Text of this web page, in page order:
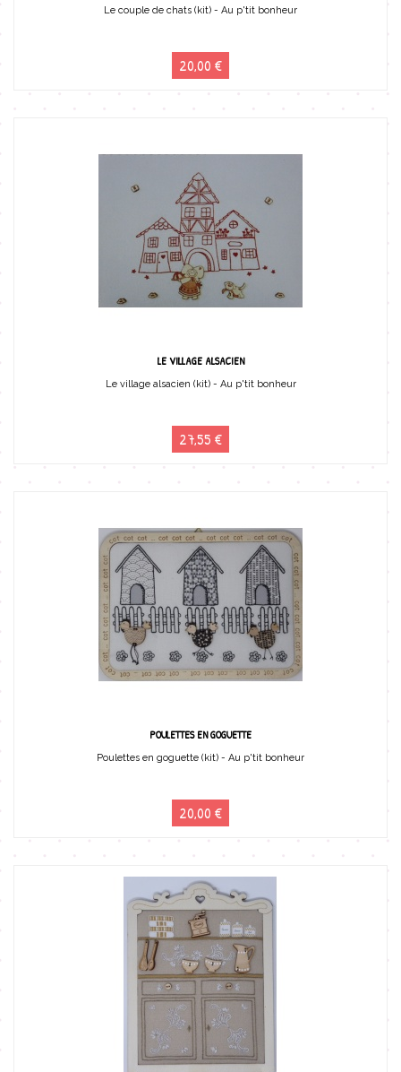
Le couple de chats (kit) - Au p'tit bonheur
20,00 €
LE VILLAGE ALSACIEN
Le village alsacien (kit) - Au p'tit bonheur
27,55 €
POULETTES EN GOGUETTE
Poulettes en goguette (kit) - Au p'tit bonheur
20,00 €